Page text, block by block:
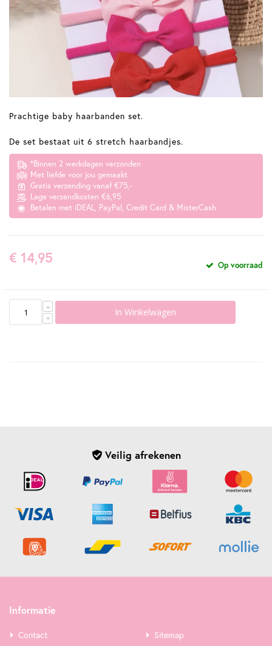
Prachtige baby haarbanden set.
De set bestaat uit 6 stretch haarbandjes.
*Binnen 2 werkdagen verzonden
Met liefde voor jou gemaakt
Gratis verzending vanaf €75,-
Lage verzendkosten €6,95
Betalen met iDEAL, PayPal, Credit Card & MisterCash
€ 14,95 Op voorraad
In Winkelwagen
Veilig afrekenen
Informatie
Contact
Sitemap